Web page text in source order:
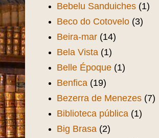
Bebelu Sanduiches (1)
Beco do Cotovelo (3)
Beira-mar (14)
Bela Vista (1)
Belle Époque (1)
Benfica (19)
Bezerra de Menezes (7)
Biblioteca pública (1)
Big Brasa (2)